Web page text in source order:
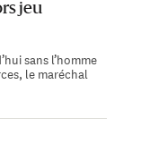
jeu
sans l’homme
le maréchal